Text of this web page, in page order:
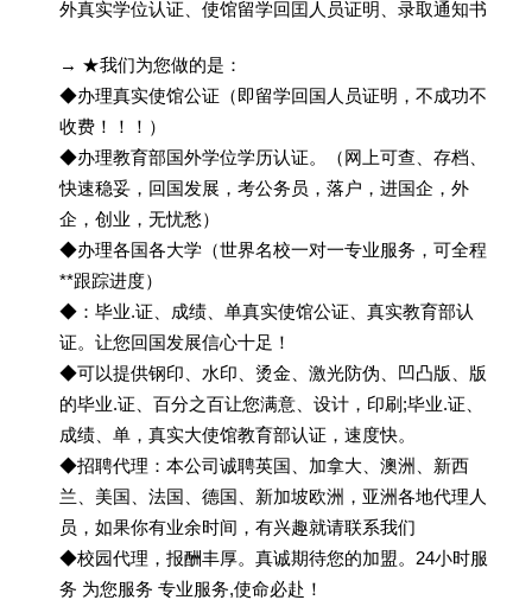
外真实学位认证、使馆留学回囯人员证明、录取通知书
→ ★我们为您做的是：
◆办理真实使馆公证（即留学回国人员证明，不成功不
收费！！！）
◆办理教育部国外学位学历认证。（网上可查、存档、
快速稳妥，回国发展，考公务员，落户，进国企，外
企，创业，无忧愁）
◆办理各国各大学（世界名校一对一专业服务，可全程
**跟踪进度）
◆：毕业.证、成绩、单真实使馆公证、真实教育部认
证。让您回国发展信心十足！
◆可以提供钢印、水印、烫金、激光防伪、凹凸版、版
的毕业.证、百分之百让您满意、设计，印刷;毕业.证、
成绩、单，真实大使馆教育部认证，速度快。
◆招聘代理：本公司诚聘英国、加拿大、澳洲、新西
兰、美国、法国、德国、新加坡欧洲，亚洲各地代理人
员，如果你有业余时间，有兴趣就请联系我们
◆校园代理，报酬丰厚。真诚期待您的加盟。24小时服
务 为您服务 专业服务,使命必赴！